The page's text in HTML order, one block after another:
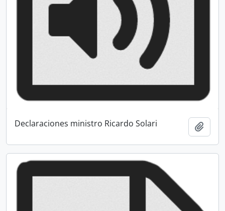
Declaraciones ministro Ricardo Solari